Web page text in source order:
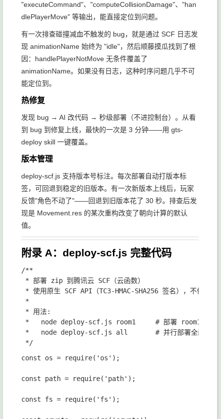
"executeCommand"、"computeCollisionDamage"、"han
dlePlayerMove" 等输出，能直接定位到问题。
有一次排查碰撞减血不触发的 bug，就是通过 SCF 日志发
现 animationName 始终为 "idle"，然后顺藤摸瓜找到了根
因： handlePlayerNotMove 无条件覆盖了
animationName。如果没有日志，这种时序问题几乎不可
能定位到。
热修复
发现 bug → AI 改代码 → 秒级部署（不进控制台）。从看
到 bug 到修复上线，最快的一次是 3 分钟——用 gts-
deploy skill 一键覆盖。
版本管理
deploy-scf.js 支持版本号标注。每次部署自动打版本标
签，可回退到稳定的旧版本。有一次新版本上线后，玩家
反馈"角色不动了"——回退到旧版本花了 30 秒。排查后发
现是 Movement.res 的某次重构改变了朝向计算的默认
值。
附录 A：deploy-scf.js 完整代码
/**
* 部署 zip 到腾讯云 SCF（云函数）
* 使用原生 SCF API（TC3-HMAC-SHA256 签名），不依赖额
*
* 用法:
*   node deploy-scf.js room1     # 部署 room1
*   node deploy-scf.js all       # 并行部署全部
const os = require('os');
const path = require('path');
const fs = require('fs');